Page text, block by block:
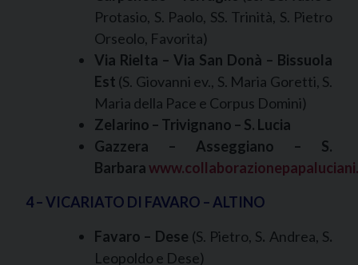
Protasio, S. Paolo, SS. Trinità, S. Pietro
Orseolo, Favorita)
Via Rielta – Via San Donà – Bissuola
Est (S. Giovanni ev., S. Maria Goretti, S.
Maria della Pace e Corpus Domini)
Zelarino – Trivignano – S. Lucia
Gazzera – Asseggiano – S.
Barbara
4 – VICARIATO DI FAVARO – ALTINO
Favaro – Dese (S. Pietro, S. Andrea, S.
Leopoldo e Dese)